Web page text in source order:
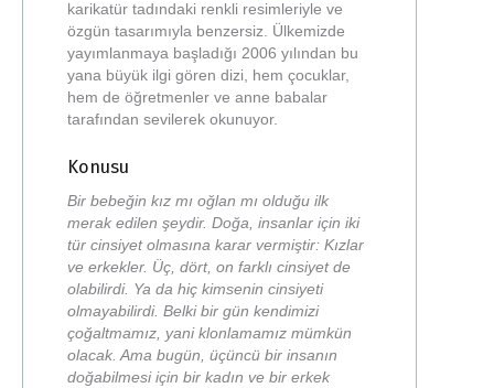
karikatür tadındaki renkli resimleriyle ve
özgün tasarımıyla benzersiz. Ülkemizde
yayımlanmaya başladığı 2006 yılından bu
yana büyük ilgi gören dizi, hem çocuklar,
hem de öğretmenler ve anne babalar
tarafından sevilerek okunuyor.
Konusu
Bir bebeğin kız mı oğlan mı olduğu ilk
merak edilen şeydir. Doğa, insanlar için iki
tür cinsiyet olmasına karar vermiştir: Kızlar
ve erkekler. Üç, dört, on farklı cinsiyet de
olabilirdi. Ya da hiç kimsenin cinsiyeti
olmayabilirdi. Belki bir gün kendimizi
çoğaltmamız, yani klonlamamız mümkün
olacak. Ama bugün, üçüncü bir insanın
doğabilmesi için bir kadın ve bir erkek